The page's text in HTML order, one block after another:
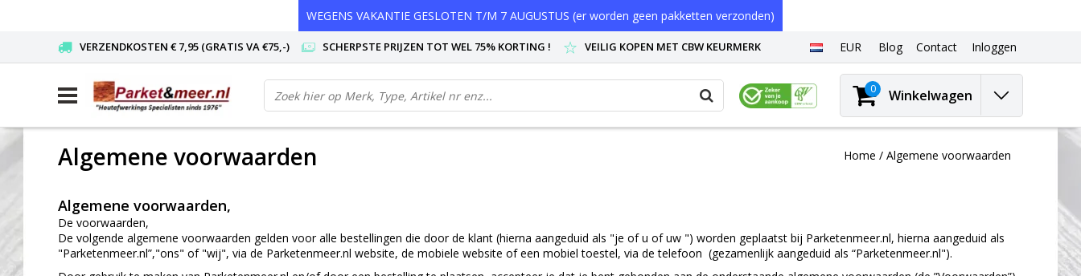
WEGENS VAKANTIE GESLOTEN T/M 7 AUGUSTUS (er worden geen pakketten verzonden)
VERZENDKOSTEN € 7,95 (GRATIS VA €75,-) SCHERPSTE PRIJZEN TOT WEL 75% KORTING ! VEILIG KOPEN MET CBW KEURMERK EUR Blog Contact Inloggen
0 Winkelwagen
Algemene voorwaarden Home / Algemene voorwaarden
Algemene voorwaarden,
De voorwaarden,
De volgende algemene voorwaarden gelden voor alle bestellingen die door de klant (hierna aangeduid als "je of u of uw ") worden geplaatst bij Parketenmeer.nl, hierna aangeduid als
"Parketenmeer.nl”,"ons" of "wij", via de Parketenmeer.nl website, de mobiele website of een mobiel toestel, via de telefoon (gezamenlijk aangeduid als “Parketenmeer.nl").